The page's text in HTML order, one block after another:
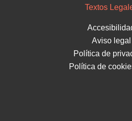
Textos
Aviso legal
Política de
Política de